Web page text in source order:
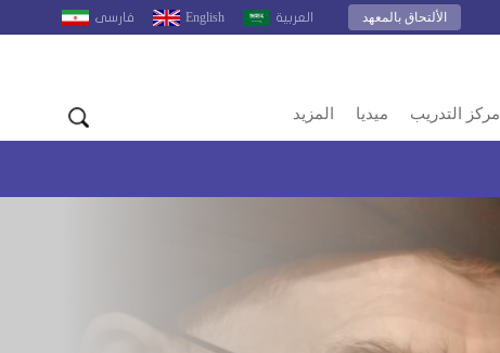
العربية English فارسى الألتحاق بالمعهد
مركز التدريب ميديا المزيد